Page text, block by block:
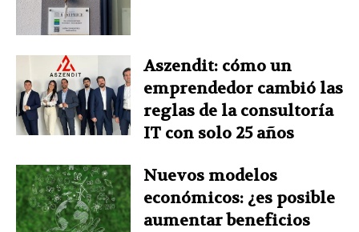
Aszendit: cómo un
emprendedor cambió las
reglas de la consultoría
IT con solo 25 años
Nuevos modelos
económicos: ¿es posible
aumentar beneficios